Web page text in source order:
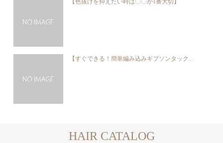
【色抜けを抑えたい時は〇〇が1番大切】
【すぐできる！簡単編み込みギブソンタック...
HAIR CATALOG